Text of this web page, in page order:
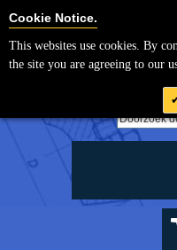
Cookie Notice.
This websites use cookies. By
the site you are agreeing to our
Cookie Settings